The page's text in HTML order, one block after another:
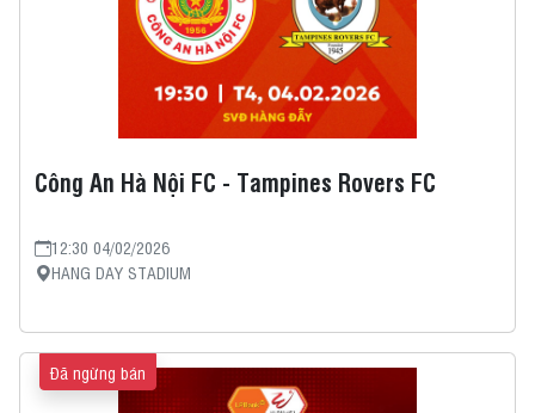
Công An Hà Nội FC - Tampines Rovers FC
12:30 04/02/2026
HANG DAY STADIUM
Đã ngừng bán